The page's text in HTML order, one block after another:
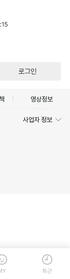
로그인
영상정보
사업자 정보
최근